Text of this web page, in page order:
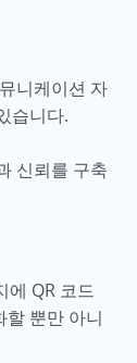
니케이션 자
습니다.
신뢰를 구축
에 QR 코드
뿐만 아니